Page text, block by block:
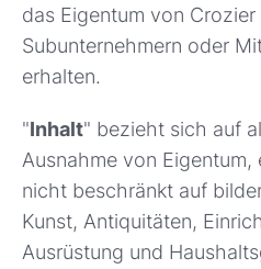
das Eigentum von
Subunternehmern oder
erhalten.
"Inhalt" bezieht sich auf
Ausnahme von
nicht beschränkt auf
Kunst, Antiquitäten,
Ausrüstung und